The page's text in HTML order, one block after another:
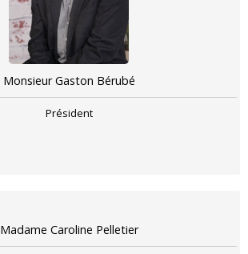
Monsieur Gaston Bérubé
Président
Madame Caroline Pelletier